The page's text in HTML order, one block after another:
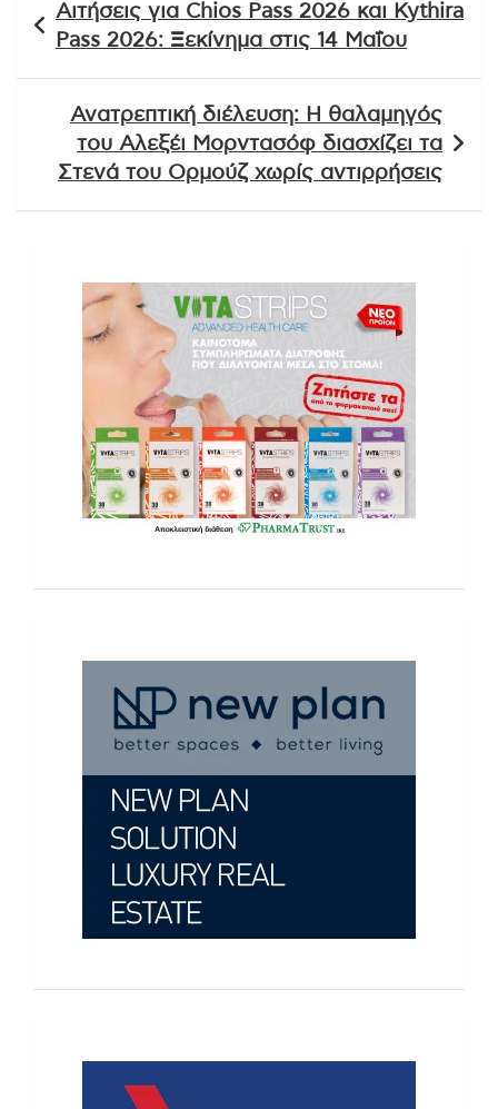
άρθρων
Αιτήσεις για Chios Pass 2026 και Kythira
Pass 2026: Ξεκίνημα στις 14 Μαΐου
Ανατρεπτική διέλευση: Η θαλαμηγός
του Αλεξέι Μορντασόφ διασχίζει τα
Στενά του Ορμούζ χωρίς αντιρρήσεις